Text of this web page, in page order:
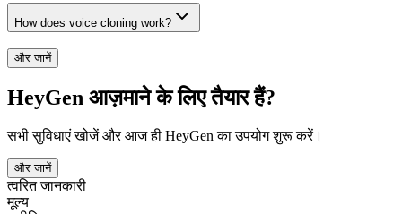
How does voice cloning work?
और जानें
HeyGen आज़माने के लिए तैयार हैं?
सभी सुविधाएं खोजें और आज ही HeyGen का उपयोग शुरू करें।
और जानें
त्वरित जानकारी
मूल्य